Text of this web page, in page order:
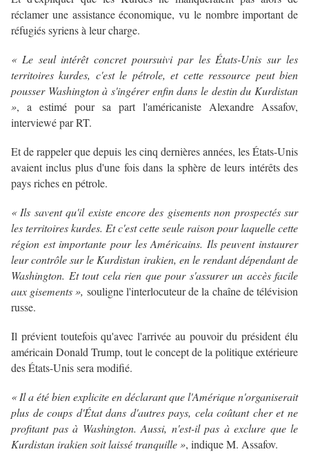
réclamer une assistance économique, vu le nombre important de
réfugiés syriens à leur charge.
« Le seul intérêt concret poursuivi par les États-Unis sur les
territoires kurdes, c'est le pétrole, et cette ressource peut bien
pousser Washington à s'ingérer enfin dans le destin du Kurdistan
», a estimé pour sa part l'américaniste Alexandre Assafov,
interviewé par RT.
Et de rappeler que depuis les cinq dernières années, les États-Unis
avaient inclus plus d'une fois dans la sphère de leurs intérêts des
pays riches en pétrole.
« Ils savent qu'il existe encore des gisements non prospectés sur
les territoires kurdes. Et c'est cette seule raison pour laquelle cette
région est importante pour les Américains. Ils peuvent instaurer
leur contrôle sur le Kurdistan irakien, en le rendant dépendant de
Washington. Et tout cela rien que pour s'assurer un accès facile
aux gisements », souligne l'interlocuteur de la chaîne de télévision
russe.
Il prévient toutefois qu'avec l'arrivée au pouvoir du président élu
américain Donald Trump, tout le concept de la politique extérieure
des États-Unis sera modifié.
« Il a été bien explicite en déclarant que l'Amérique n'organiserait
plus de coups d'État dans d'autres pays, cela coûtant cher et ne
profitant pas à Washington. Aussi, n'est-il pas à exclure que le
Kurdistan irakien soit laissé tranquille », indique M. Assafov.